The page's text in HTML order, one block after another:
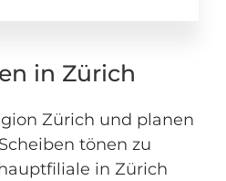
in Zürich
Zürich und planen
tönen zu
in Zürich